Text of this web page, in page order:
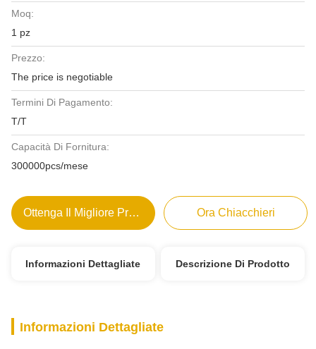
Moq:
1 pz
Prezzo:
The price is negotiable
Termini Di Pagamento:
T/T
Capacità Di Fornitura:
300000pcs/mese
Ottenga Il Migliore Prezzo Ora Chiacchieri
Informazioni Dettagliate Descrizione Di Prodotto
Informazioni Dettagliate